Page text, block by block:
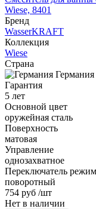
Wiese, 8401
Бренд
WasserKRAFT
Коллекция
Wiese
Страна
Германия
Гарантия
5 лет
Основной цвет
оружейная сталь
Поверхность
матовая
Управление
однозахватное
Переключатель
поворотный
754 руб /шт
Нет в наличии